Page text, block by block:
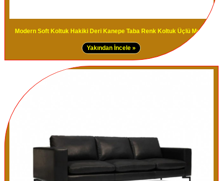
Modern Soft Koltuk Hakiki Deri Kanepe Taba Renk Koltuk Üçlü Modeli
Yakından İncele »